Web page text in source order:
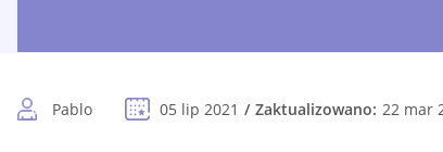
Pablo 05 lip 2021 Zaktualizowano: 22 mar